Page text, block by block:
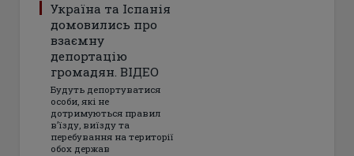
Україна та Іспанія
домовились про
взаємну
депортацію
громадян. ВІДЕО
Будуть депортуватися
особи, які не
дотримуються правил
в’їзду, виїзду та
перебування на території
обох держав